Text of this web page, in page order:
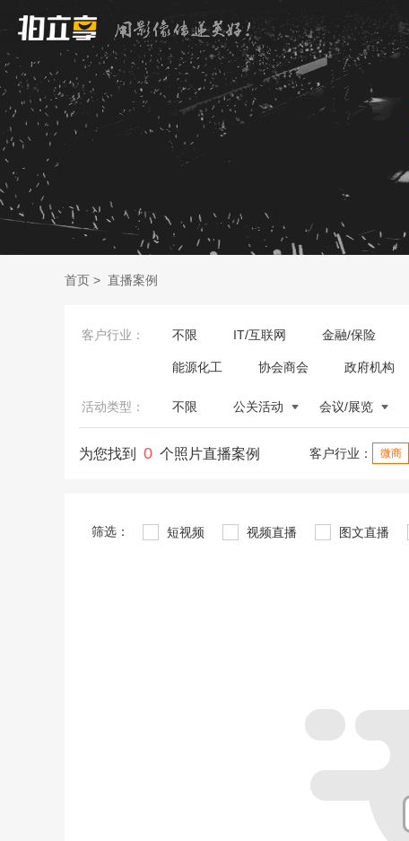
首页 > 直播案例
客户行业： 不限 IT/互联网 金融/保险
能源化工 协会商会 政府机构
活动类型： 不限 公关活动 会议/展览
为您找到 0 个照片直播案例 客户行业： 微商
筛选： 短视频 视频直播 图文直播